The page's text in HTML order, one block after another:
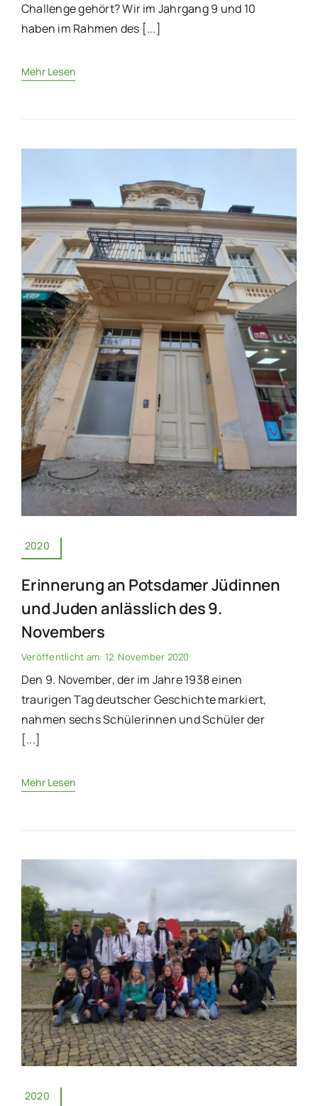
Challenge gehört? Wir im Jahrgang 9 und 10
haben im Rahmen des [...]
Mehr Lesen
2020
Erinnerung an Potsdamer Jüdinnen
und Juden anlässlich des 9.
Novembers
Veröffentlicht am: 12. November 2020
Den 9. November, der im Jahre 1938 einen
traurigen Tag deutscher Geschichte markiert,
nahmen sechs Schülerinnen und Schüler der
[...]
Mehr Lesen
2020